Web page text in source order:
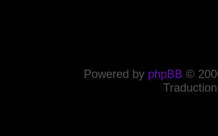
Powered by phpBB ©